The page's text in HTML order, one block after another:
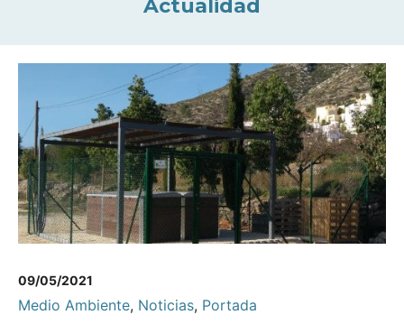
Actualidad
09/05/2021
Medio Ambiente, Noticias, Portada